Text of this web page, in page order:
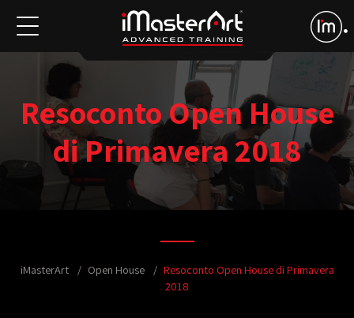
Resoconto Open House
di Primavera 2018
iMasterArt Open House
Resoconto Open House di Primavera
2018